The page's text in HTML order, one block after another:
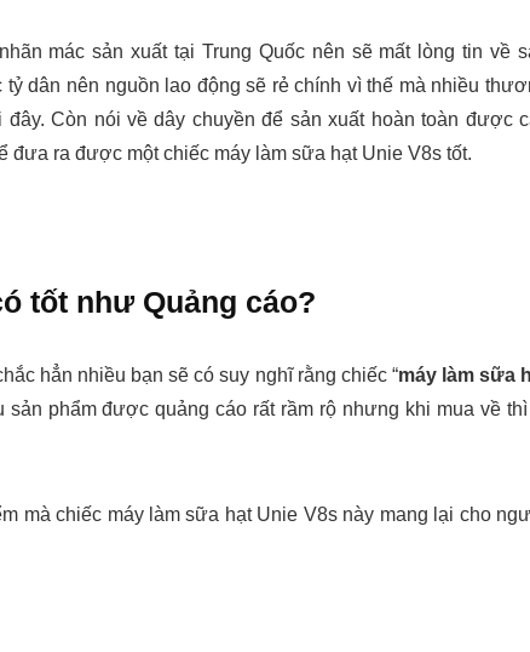
mác sản xuất tại Trung Quốc nên sẽ mất lòng tin về
dân nên nguồn lao động sẽ rẻ chính vì thế mà nhiều
Còn nói về dây chuyền để sản xuất hoàn toàn được
ra được một chiếc máy làm sữa hạt Unie V8s tốt.
tốt như Quảng cáo?
hẳn nhiều bạn sẽ có suy nghĩ rằng chiếc “máy làm sữa
sản phẩm được quảng cáo rất rầm rộ nhưng khi mua về
mà chiếc máy làm sữa hạt Unie V8s này mang lại cho